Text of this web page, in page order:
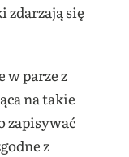
zdarzają się
w parze z
na takie
zapisywać
z